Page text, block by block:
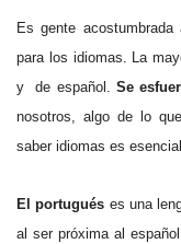
Es gente
para los idiomas. La
y de español. Se
nosotros, algo de lo
saber idiomas es
El portugués es una
al ser próxima al